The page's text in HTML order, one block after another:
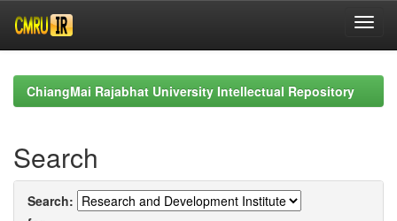
navigationChiangMai Rajabhat University Intellectual Repository
Search
Search: